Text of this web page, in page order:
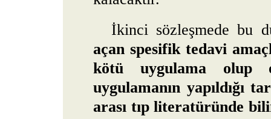
İkinci sözleşmede bu
açan spesifik tedavi
kötü uygulama olup
uygulamanın yapıldığı
arası tıp literatüründe